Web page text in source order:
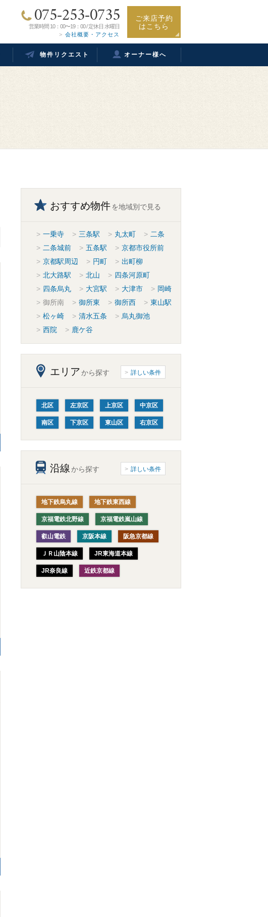
075-253-0735
営業時間 10：00〜19：00 / 定休日 水曜日
会社概要・アクセス
ご来店予約
はこちら
物件リクエスト オーナー様へ
おすすめ物件を地域別で見る
一乗寺 三条駅 丸太町
二条
二条城前
五条駅
京都市役所前
京都駅周辺
円町
出町柳
北大路駅
北山
四条河原町
四条烏丸
大宮駅 大津市
岡崎
御所南
御所東 御所西
東山駅
松ヶ崎
清水五条
烏丸御池
西院
鹿ケ谷
エリアから探す 詳しい条件
北区 左京区 上京区 中京区
南区 下京区 東山区 右京区
沿線 から探す 詳しい条件
地下鉄烏丸線 地下鉄東西線
京福電鉄北野線 京福電鉄嵐山線
叡山電鉄 京阪本線 阪急京都線
ＪＲ山陰本線 JR東海道本線
JR奈良線 近鉄京都線